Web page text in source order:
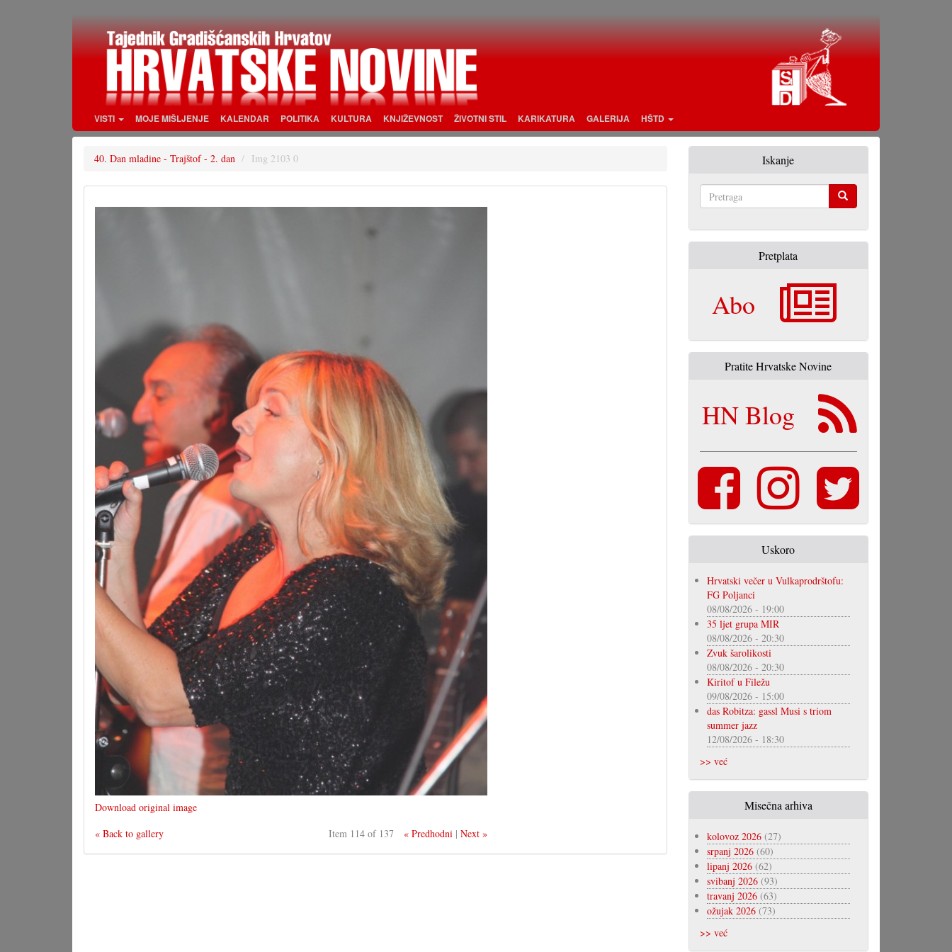
VISTI MOJE MIŠLJENJE KALENDAR POLITIKA KULTURA KNJIŽEVNOST ŽIVOTNI STIL KARIKATURA GALERIJA HŠTD
40. Dan mladine - Trajštof - 2. dan Img 2103 0
Download original image
« Back to gallery
Item 114 of 137 « Predhodni |Next »
Iskanje
Pretplata
Abo
Pratite Hrvatske Novine
HN Blog
Uskoro
Hrvatski večer u Vulkaprodrštofu:
FG Poljanci
08/08/2026 - 19:00
35 ljet grupa MIR
08/08/2026 - 20:30
Zvuk šarolikosti
08/08/2026 - 20:30
Kiritof u Filežu
09/08/2026 - 15:00
das Robitza: gassl Musi s triom
summer jazz
12/08/2026 - 18:30
>> već
Misečna arhiva
kolovoz 2026(27)
srpanj 2026(60)
lipanj 2026(62)
svibanj 2026(93)
travanj 2026(63)
ožujak 2026(73)
>> već